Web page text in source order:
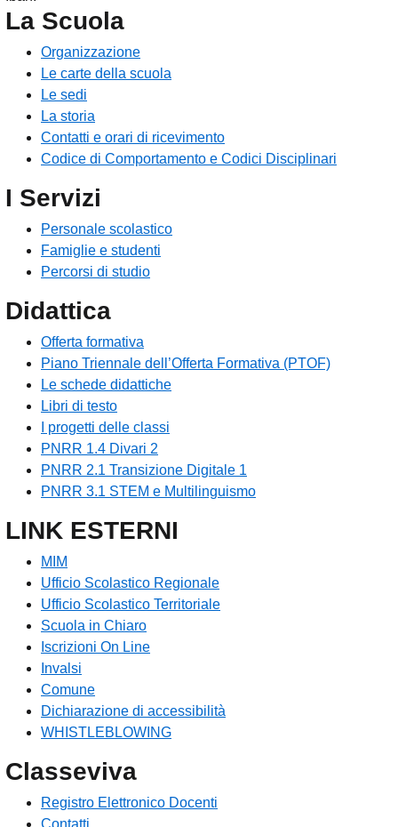
La Scuola
Organizzazione
Le carte della scuola
Le sedi
La storia
Contatti e orari di ricevimento
Codice di Comportamento e Codici Disciplinari
I Servizi
Personale scolastico
Famiglie e studenti
Percorsi di studio
Didattica
Offerta formativa
Piano Triennale dell’Offerta Formativa (PTOF)
Le schede didattiche
Libri di testo
I progetti delle classi
PNRR 1.4 Divari 2
PNRR 2.1 Transizione Digitale 1
PNRR 3.1 STEM e Multilinguismo
LINK ESTERNI
MIM
Ufficio Scolastico Regionale
Ufficio Scolastico Territoriale
Scuola in Chiaro
Iscrizioni On Line
Invalsi
Comune
Dichiarazione di accessibilità
WHISTLEBLOWING
Classeviva
Registro Elettronico Docenti